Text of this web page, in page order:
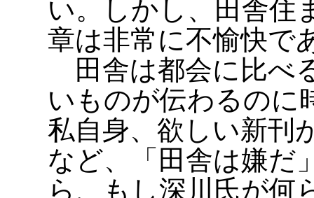
い。しかし、田舎住
章は非常に不愉快で
田舎は都会に比べ
いものが伝わるのに
私自身、欲しい新刊
など、「田舎は嫌だ
ら、もし深川氏が何